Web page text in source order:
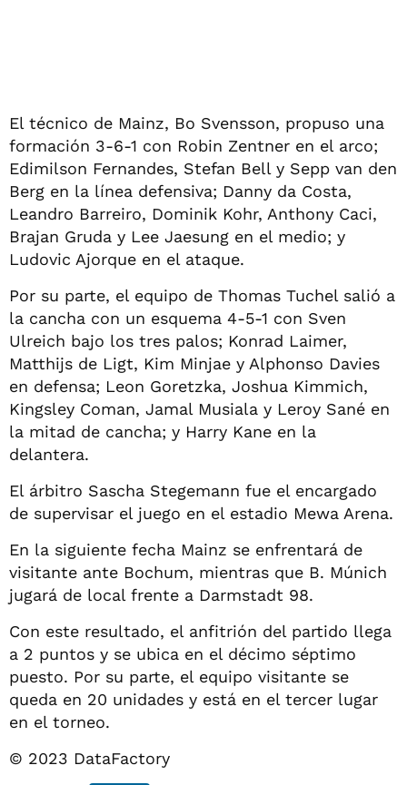
El técnico de Mainz, Bo Svensson, propuso una
formación 3-6-1 con Robin Zentner en el arco;
Edimilson Fernandes, Stefan Bell y Sepp van den
Berg en la línea defensiva; Danny da Costa,
Leandro Barreiro, Dominik Kohr, Anthony Caci,
Brajan Gruda y Lee Jaesung en el medio; y
Ludovic Ajorque en el ataque.
Por su parte, el equipo de Thomas Tuchel salió a
la cancha con un esquema 4-5-1 con Sven
Ulreich bajo los tres palos; Konrad Laimer,
Matthijs de Ligt, Kim Minjae y Alphonso Davies
en defensa; Leon Goretzka, Joshua Kimmich,
Kingsley Coman, Jamal Musiala y Leroy Sané en
la mitad de cancha; y Harry Kane en la
delantera.
El árbitro Sascha Stegemann fue el encargado
de supervisar el juego en el estadio Mewa Arena.
En la siguiente fecha Mainz se enfrentará de
visitante ante Bochum, mientras que B. Múnich
jugará de local frente a Darmstadt 98.
Con este resultado, el anfitrión del partido llega
a 2 puntos y se ubica en el décimo séptimo
puesto. Por su parte, el equipo visitante se
queda en 20 unidades y está en el tercer lugar
en el torneo.
© 2023 DataFactory